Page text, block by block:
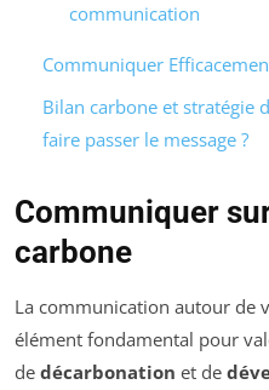
communication
Communiquer
Bilan carbone et stratégie
faire passer le message ?
Communiquer
carbone
La communication autour de
élément fondamental pour
de décarbonation et de